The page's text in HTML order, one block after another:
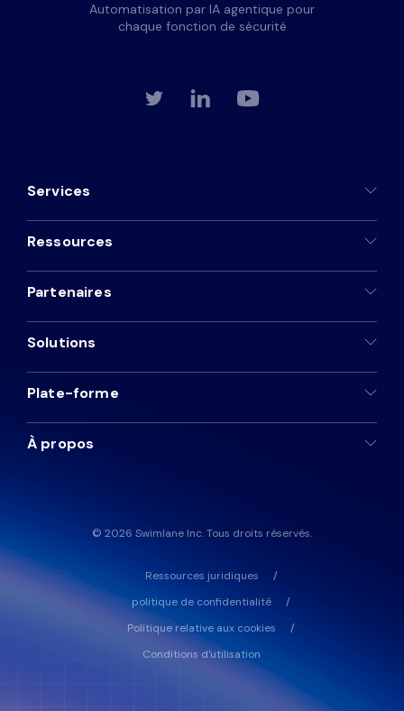
Automatisation par IA agentique pour
chaque fonction de sécurité
© 2026 Swimlane Inc. Tous droits réservés.
Ressources juridiques
politique de confidentialité
Politique relative aux cookies
Conditions d'utilisation
Services
Ressources
Partenaires
Solutions
Plate-forme
À propos